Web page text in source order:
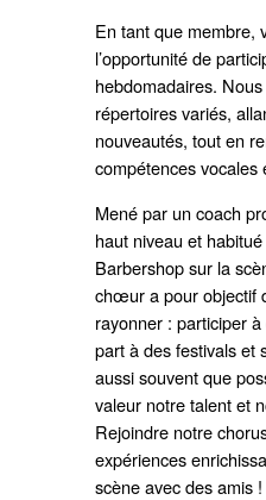
En tant que membre,
l’opportunité de
hebdomadaires.
répertoires variés,
nouveautés, tout en
compétences vocales
Mené par un coach
haut niveau et
Barbershop sur la
chœur a pour objectif
rayonner : participer
part à des festivals et
aussi souvent que
valeur notre talent et
Rejoindre notre
expériences
scène avec des amis !